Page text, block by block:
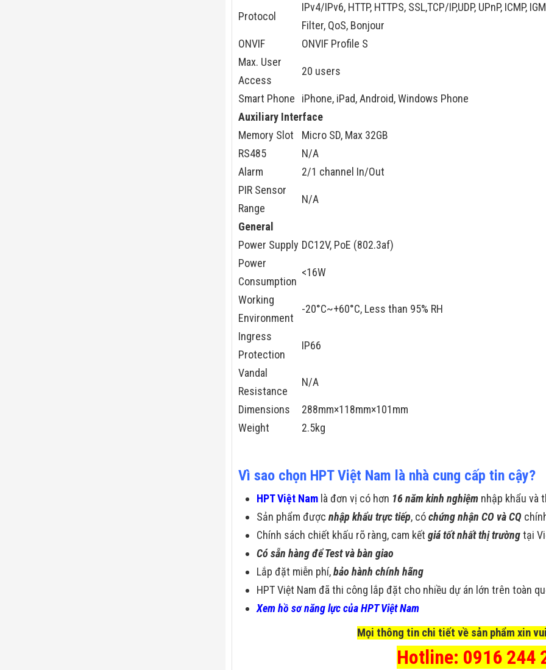
Protocol
IPv4/IPv6, HTTP, HTTPS, SSL,TCP/IP,UDP, UPnP, ICMP,
Filter, QoS, Bonjour
ONVIF
ONVIF Profile S
Max. User
Access
20 users
Smart Phone
iPhone, iPad, Android, Windows Phone
Auxiliary Interface
Memory Slot
Micro SD, Max 32GB
RS485
N/A
Alarm
2/1 channel In/Out
PIR Sensor
Range
N/A
General
Power Supply DC12V, PoE (802.3af)
Power
Consumption
<16W
Working
Environment
-20°C~+60°C, Less than 95% RH
Ingress
Protection
IP66
Vandal
Resistance
N/A
Dimensions
288mm×118mm×101mm
Weight
2.5kg
Vì sao chọn HPT Việt Nam là nhà cung cấp tin cậy?
HPT Việt Nam là đơn vị có hơn 16 năm kinh nghiệm nhập khẩu và
Sản phẩm được nhập khẩu trực tiếp, cóchứng nhận CO và CQ
Chính sách chiết khấu rõ ràng, cam kết giá tốt nhất thị trườngtại
Có sẵn hàng để Test và bàn giao
Lắp đặt miễn phí,bảo hành chính hãng
HPT Việt Nam đã thi công lắp đặt cho nhiều dự án lớn trên toàn
Xem hồ sơ năng lực của HPT Việt Nam
Mọi thông tin chi tiết về sản phẩm xin
Hotline: 0916 244